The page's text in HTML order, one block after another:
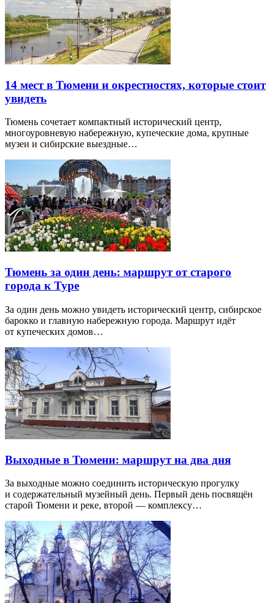
14 мест в Тюмени и окрестностях, которые стоит
увидеть
Тюмень сочетает компактный исторический центр,
многоуровневую набережную, купеческие дома, крупные
музеи и сибирские выездные…
Тюмень за один день: маршрут от старого
города к Туре
За один день можно увидеть исторический центр, сибирское
барокко и главную набережную города. Маршрут идёт
от купеческих домов…
Выходные в Тюмени: маршрут на два дня
За выходные можно соединить историческую прогулку
и содержательный музейный день. Первый день посвящён
старой Тюмени и реке, второй — комплексу…